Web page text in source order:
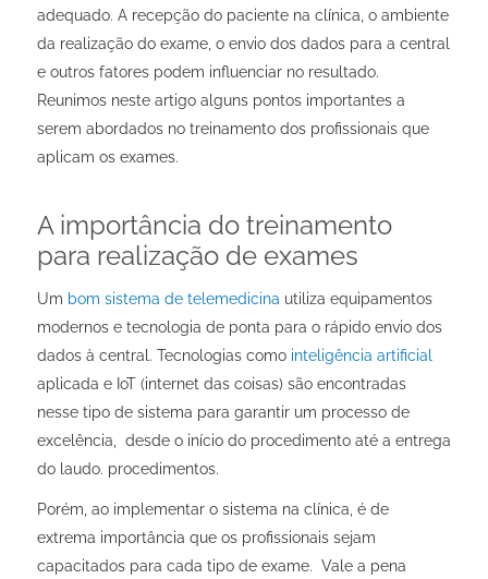
adequado. A recepção do paciente na clínica, o ambiente
da realização do exame, o envio dos dados para a central
e outros fatores podem influenciar no resultado.
Reunimos neste artigo alguns pontos importantes a
serem abordados no treinamento dos profissionais que
aplicam os exames.
A importância do treinamento
para realização de exames
Um bom sistema de telemedicina utiliza equipamentos
modernos e tecnologia de ponta para o rápido envio dos
dados à central. Tecnologias como inteligência artificial
aplicada e IoT (internet das coisas) são encontradas
nesse tipo de sistema para garantir um processo de
excelência, desde o início do procedimento até a entrega
do laudo. procedimentos.
Porém, ao implementar o sistema na clínica, é de
extrema importância que os profissionais sejam
capacitados para cada tipo de exame. Vale a pena